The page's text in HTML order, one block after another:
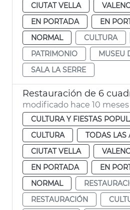
CIUTAT VELLA
EN PORTADA
EN
NORMAL
CULTURA
PATRIMONIO
MUSEU
SALA LA SERRE
modificado hace 10 meses
CULTURA Y FIESTAS
CULTURA
TODAS LAS
CIUTAT VELLA
EN PORTADA
EN
NORMAL
RESTAURACIÓN